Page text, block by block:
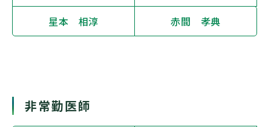
星本 相淳 赤間 孝典
非常勤医師